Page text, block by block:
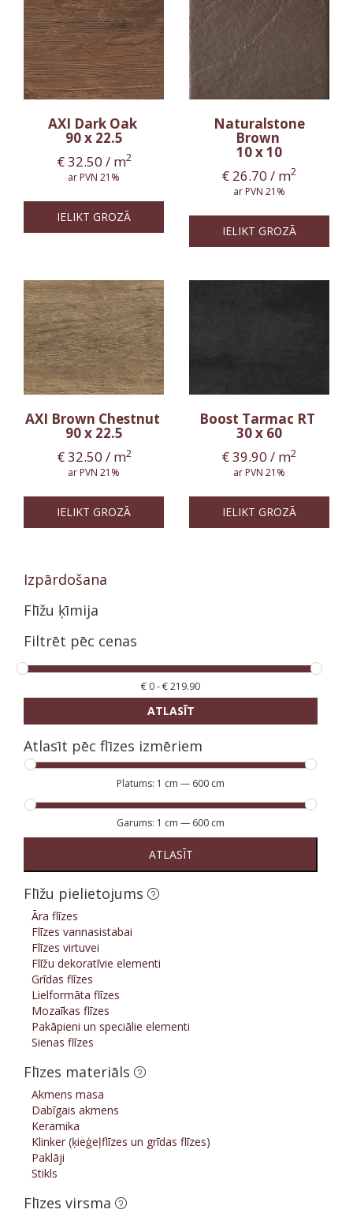
AXI Dark Oak
90 x 22.5
€32.50 / m2
ar PVN 21%
IELIKT GROZĀ
Naturalstone
Brown
10 x 10
€ 26.70 / m2
ar PVN 21%
IELIKT GROZĀ
AXI Brown Chestnut
90 x 22.5
€32.50 / m2
ar PVN 21%
IELIKT GROZĀ
Boost Tarmac RT
30 x 60
€39.90 / m2
ar PVN 21%
IELIKT GROZĀ
Izpārdošana
Flīžu ķīmija
Filtrēt pēc cenas
€ 0-€219.90
ATLASĪT
Atlasīt pēc flīzes izmēriem
Platums: 1 cm — 600 cm
Garums: 1 cm — 600 cm
ATLASĪT
Flīžu pielietojums
Āra flīzes
Flīzes vannasistabai
Flīzes virtuvei
Flīžu dekoratīvie elementi
Grīdas flīzes
Lielformāta flīzes
Mozaīkas flīzes
Pakāpieni un speciālie elementi
Sienas flīzes
Flīzes materiāls
Akmens masa
Dabīgais akmens
Keramika
Klinker (ķieģeļflīzes un grīdas flīzes)
Paklāji
Stikls
Flīzes virsma